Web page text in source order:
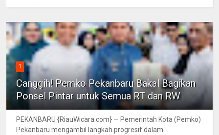
1
Canggih! Pemko Pekanbaru Bakal Bagikan
Ponsel Pintar untuk Semua RT dan RW
PEKANBARU {RiauWicara.com} — Pemerintah Kota (Pemko)
Pekanbaru mengambil langkah progresif dalam